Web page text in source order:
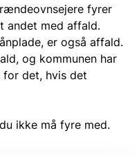
fyrer
andet med affald.
er også affald.
og kommunen har
det, hvis det
ikke må fyre med.